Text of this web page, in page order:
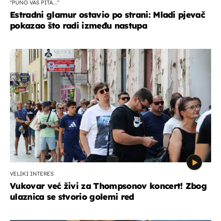
"PUNO VAS PITA..."
Estradni glamur ostavio po strani: Mladi pjevač
pokazao što radi između nastupa
VELIKI INTERES
Vukovar već živi za Thompsonov koncert! Zbog
ulaznica se stvorio golemi red